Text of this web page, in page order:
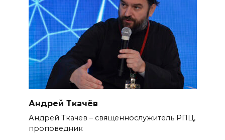
Андрей Ткачёв
Андрей Ткачев – священнослужитель РПЦ,
проповедник